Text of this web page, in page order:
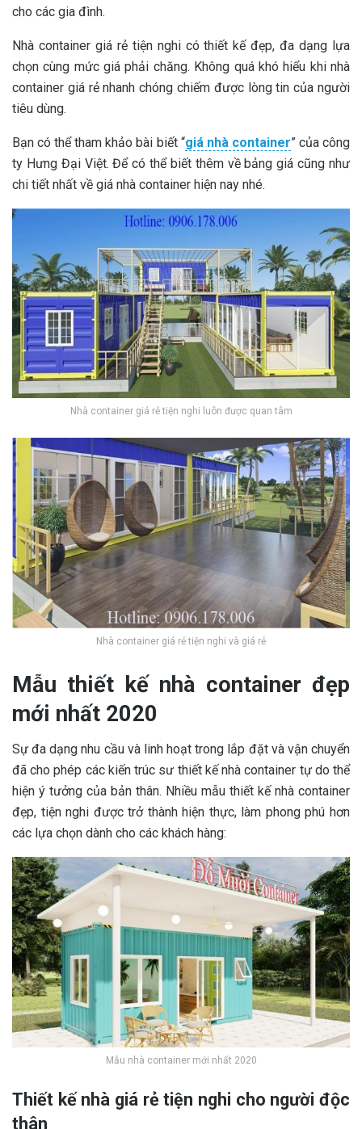
cho các gia đình.
Nhà container giá rẻ tiện nghi có thiết kế đẹp, đa dạng lựa
chọn cùng mức giá phải chăng. Không quá khó hiểu khi nhà
container giá rẻ nhanh chóng chiếm được lòng tin của người
tiêu dùng.
Bạn có thể tham khảo bài biết “giá nhà container” của công
ty Hưng Đại Việt. Để có thể biết thêm về bảng giá cũng như
chi tiết nhất về giá nhà container hiện nay nhé.
Nhà container giá rẻ tiện nghi luôn được quan tâm
Nhà container giá rẻ tiện nghi và giá rẻ
Mẫu thiết kế nhà container đẹp
mới nhất 2020
Sự đa dạng nhu cầu và linh hoạt trong lắp đặt và vận chuyển
đã cho phép các kiến trúc sư thiết kế nhà container tự do thể
hiện ý tưởng của bản thân. Nhiều mẫu thiết kế nhà container
đẹp, tiện nghi được trở thành hiện thực, làm phong phú hơn
các lựa chọn dành cho các khách hàng:
Mẫu nhà container mới nhất 2020
Thiết kế nhà giá rẻ tiện nghi cho người độc
thân